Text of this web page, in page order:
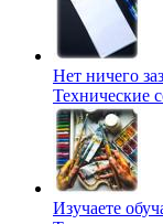
Нет ничего
Технические
Изучаете